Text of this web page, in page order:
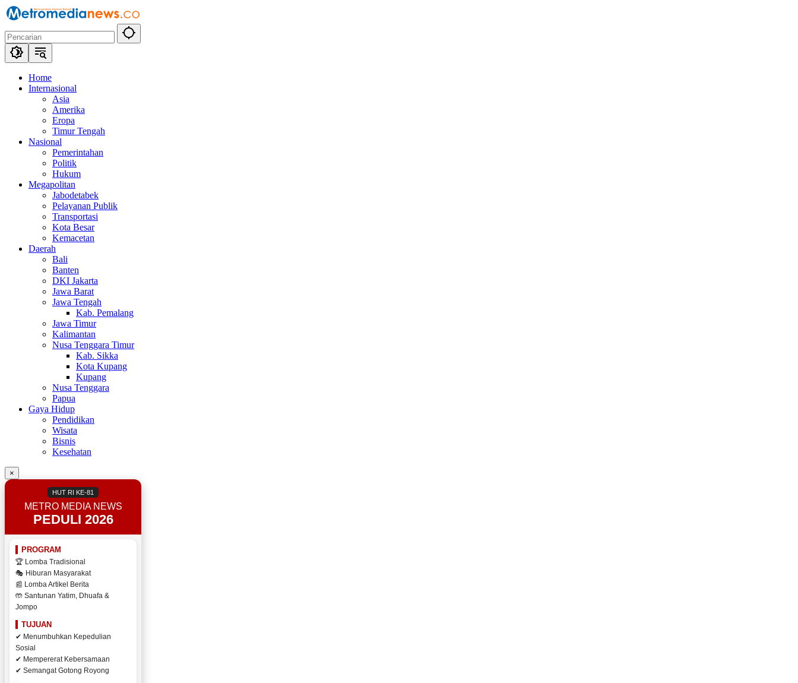
Langsung
ke
konten
Home
Internasional
Asia
Amerika
Eropa
Timur Tengah
Nasional
Pemerintahan
Politik
Hukum
Megapolitan
Jabodetabek
Pelayanan Publik
Transportasi
Kota Besar
Kemacetan
Daerah
Bali
Banten
DKI Jakarta
Jawa Barat
Jawa Tengah
Kab. Pemalang
Jawa Timur
Kalimantan
Nusa Tenggara Timur
Kab. Sikka
Kota Kupang
Kupang
Nusa Tenggara
Papua
Gaya Hidup
Pendidikan
Wisata
Bisnis
Kesehatan
×
HUT RI KE-81
METRO MEDIA NEWS
PEDULI 2026
PROGRAM
🏆 Lomba Tradisional
🎭 Hiburan Masyarakat
📰 Lomba Artikel Berita
🤲 Santunan Yatim, Dhuafa &
Jompo
TUJUAN
✔ Menumbuhkan Kepedulian
Sosial
✔ Mempererat Kebersamaan
✔ Semangat Gotong Royong